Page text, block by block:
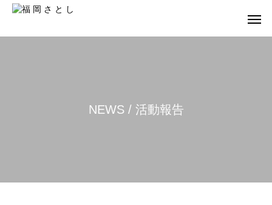
NEWS / 活動報告